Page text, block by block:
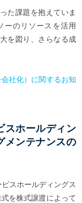
た課題を抱えていま
ーのリソースを活用
を図り、さらなる成
社化）に関するお知
スホールディン
メンテナンスの
スホールディングス
を株式譲渡によって